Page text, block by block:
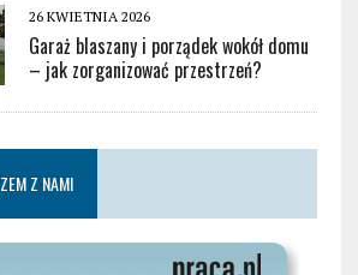
26 KWIETNIA 2026
Garaż blaszany i porządek wokół domu
– jak zorganizować przestrzeń?
Z NAMI